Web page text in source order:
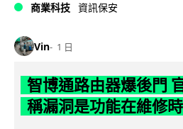
商業科技 資訊保安
Vin 1 日
智博通路由器爆後門
稱漏洞是功能在維修